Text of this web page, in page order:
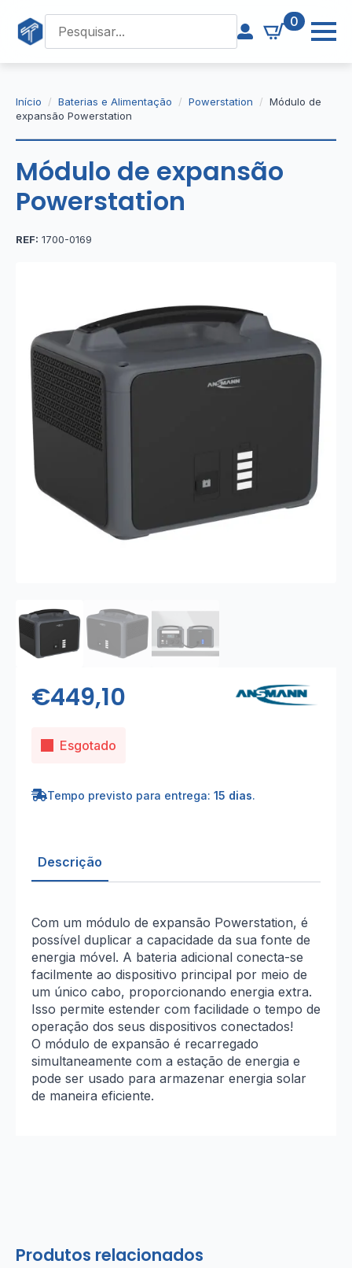
0
Início Baterias e Alimentação Powerstation
Módulo de
expansão Powerstation
Módulo de expansão
Powerstation
REF: 1700-0169
€449,10
Esgotado
Tempo previsto para entrega: 15 dias.
Descrição
Com um módulo de expansão Powerstation, é
possível duplicar a capacidade da sua fonte de
energia móvel. A bateria adicional conecta-se
facilmente ao dispositivo principal por meio de
um único cabo, proporcionando energia extra.
Isso permite estender com facilidade o tempo de
operação dos seus dispositivos conectados!
O módulo de expansão é recarregado
simultaneamente com a estação de energia e
pode ser usado para armazenar energia solar
de maneira eficiente.
Produtos relacionados